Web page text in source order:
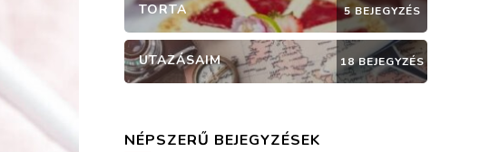
TORTA 5 BEJEGYZÉS
UTAZÁSAIM 18 BEJEGYZÉS
NÉPSZERŰ BEJEGYZÉSEK